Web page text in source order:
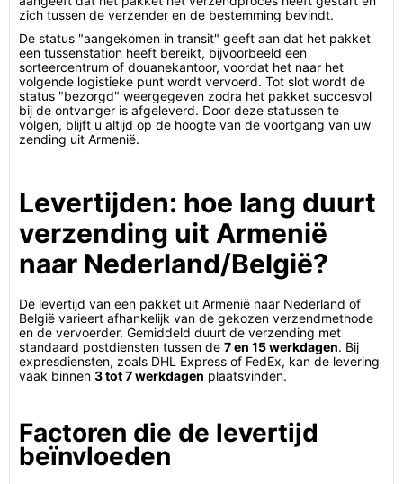
zich tussen de verzender en de bestemming bevindt.
De status "aangekomen in transit" geeft aan dat het pakket
een tussenstation heeft bereikt, bijvoorbeeld een
sorteercentrum of douanekantoor, voordat het naar het
volgende logistieke punt wordt vervoerd. Tot slot wordt de
status "bezorgd" weergegeven zodra het pakket succesvol
bij de ontvanger is afgeleverd. Door deze statussen te
volgen, blijft u altijd op de hoogte van de voortgang van uw
zending uit Armenië.
Levertijden: hoe lang duurt
verzending uit Armenië
naar Nederland/België?
De levertijd van een pakket uit Armenië naar Nederland of
België varieert afhankelijk van de gekozen verzendmethode
en de vervoerder. Gemiddeld duurt de verzending met
standaard postdiensten tussen de 7 en 15 werkdagen. Bij
expresdiensten, zoals DHL Express of FedEx, kan de levering
vaak binnen 3 tot 7 werkdagen plaatsvinden.
Factoren die de levertijd
beïnvloeden